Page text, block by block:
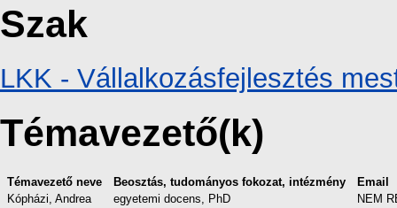
Szak
LKK - Vállalkozásfejlesztés
Témavezető(k)
Témavezető neve Beosztás, tudományos fokozat, intézmény
Email
Kópházi, Andrea
egyetemi docens, PhD NEM